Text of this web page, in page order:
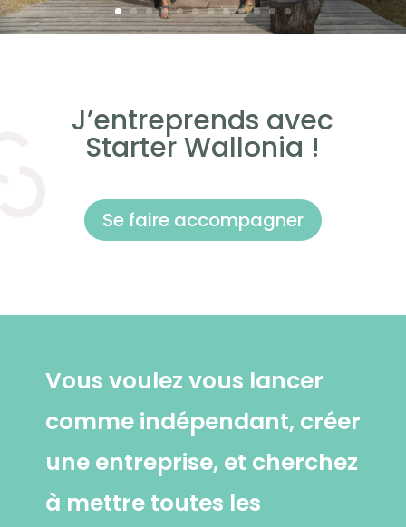
J’entreprends avec
Starter Wallonia !
Se faire accompagner
Vous voulez vous lancer
comme indépendant, créer
une entreprise, et cherchez
à mettre toutes les